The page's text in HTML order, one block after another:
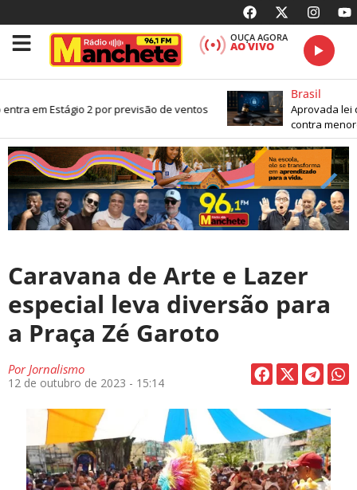
OUÇA AGORA
AO VIVO
em Estágio 2 por previsão de ventos
Brasil
Aprovada lei
contra
Caravana de Arte e Lazer
especial leva diversão para
a Praça Zé Garoto
PorJornalismo
12 de outubro de 2023 - 15:14